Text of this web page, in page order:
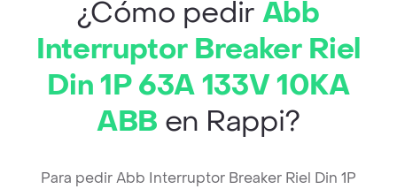
¿Cómo pedir Abb
Interruptor Breaker Riel
Din 1P 63A 133V 10KA
ABB en Rappi?
Para pedir Abb Interruptor Breaker Riel Din 1P